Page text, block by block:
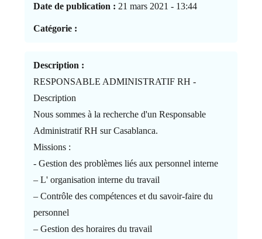
Date de publication : 21 mars 2021 - 13:44
Catégorie :
Description :
RESPONSABLE ADMINISTRATIF RH -
Description
Nous sommes à la recherche d'un Responsable
Administratif RH sur Casablanca.
Missions :
- Gestion des problèmes liés aux personnel interne
– L' organisation interne du travail
– Contrôle des compétences et du savoir-faire du
personnel
– Gestion des horaires du travail